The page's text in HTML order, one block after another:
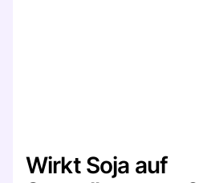
Wirkt Soja auf